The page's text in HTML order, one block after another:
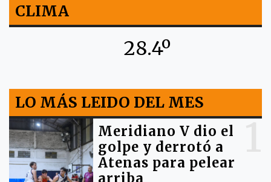
CLIMA
28.4º
LO MÁS LEIDO DEL MES
Meridiano V dio el
golpe y derrotó a
Atenas para pelear
arriba